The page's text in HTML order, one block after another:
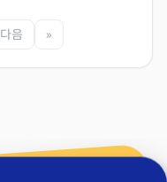
다음 »